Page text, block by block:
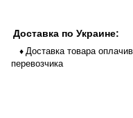
Доставка по Украине:
♦ Доставка товара
перевозчика